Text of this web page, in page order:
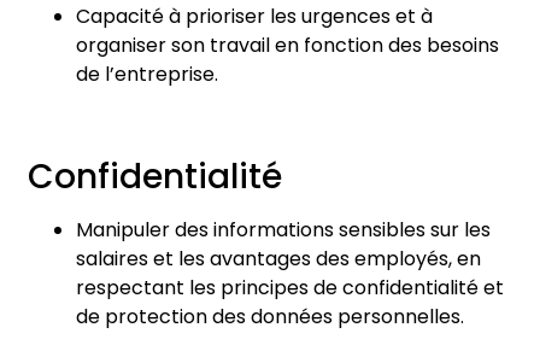
Capacité à prioriser les urgences et à
organiser son travail en fonction des besoins
de l’entreprise.
Confidentialité
Manipuler des informations sensibles sur les
salaires et les avantages des employés, en
respectant les principes de confidentialité et
de protection des données personnelles.